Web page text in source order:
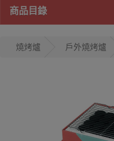
商品目錄
燒烤爐 戶外燒烤爐